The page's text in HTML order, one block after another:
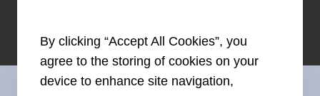
By clicking “Accept All Cookies”, you
agree to the storing of cookies on your
device to enhance site navigation,